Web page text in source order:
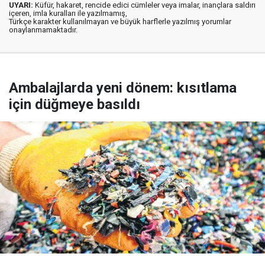
UYARI: Küfür, hakaret, rencide edici cümleler veya imalar, inançlara saldırı
içeren, imla kuralları ile yazılmamış,
Türkçe karakter kullanılmayan ve büyük harflerle yazılmış yorumlar
onaylanmamaktadır.
Ambalajlarda yeni dönem: kısıtlama
için düğmeye basıldı